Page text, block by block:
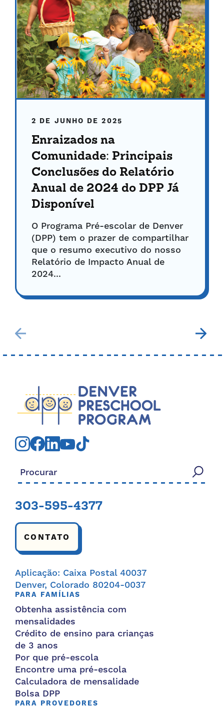
2 DE JUNHO DE 2025
Enraizados na
Comunidade: Principais
Conclusões do Relatório
Anual de 2024 do DPP Já
Disponível
O Programa Pré-escolar de Denver
(DPP) tem o prazer de compartilhar
que o resumo executivo do nosso
Relatório de Impacto Anual de
2024...
Procurar:
303-595-4377
CONTATO
Aplicação: Caixa Postal 40037
Denver, Colorado 80204-0037
PARA FAMÍLIAS
Obtenha assistência com
mensalidades
Crédito de ensino para crianças
de 3 anos
Por que pré-escola
Encontre uma pré-escola
Calculadora de mensalidade
Bolsa DPP
PARA PROVEDORES